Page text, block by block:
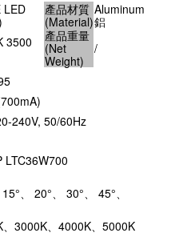
LED
產品材質
(Material)
Aluminum
鋁
3500
產品重量
(Net
Weight)
/
240V, 50/60Hz
LTC36W700
、 20°、 30°、 45°、
、3000K、4000K、5000K